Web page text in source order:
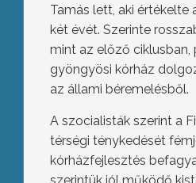
Tamás lett, aki értékelte
két évét. Szerinte
mint az előző ciklusban,
gyöngyösi kórház
az állami béremelésből.
A szocialisták szerint a
térségi ténykedését
kórházfejlesztés